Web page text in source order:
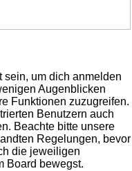
sein, um dich anmelden
Augenblicken
Funktionen zuzugreifen.
Benutzern auch
Beachte bitte unsere
Regelungen, bevor
die jeweiligen
Board bewegst.